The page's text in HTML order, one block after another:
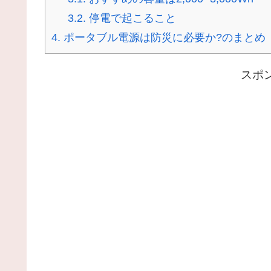
3.2. 停電で起こること
4. ポータブル電源は防災に必要か?のまとめ
スポ